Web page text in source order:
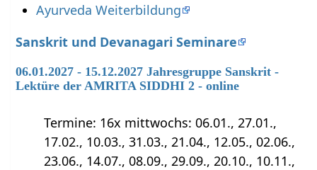
Ayurveda Weiterbildung
Sanskrit und Devanagari Seminare
06.01.2027 - 15.12.2027 Jahresgruppe Sanskrit -
Lektüre der AMRITA SIDDHI 2 - online
Termine: 16x mittwochs: 06.01., 27.01.,
17.02., 10.03., 31.03., 21.04., 12.05., 02.06.,
23.06., 14.07., 08.09., 29.09., 20.10., 10.11.,